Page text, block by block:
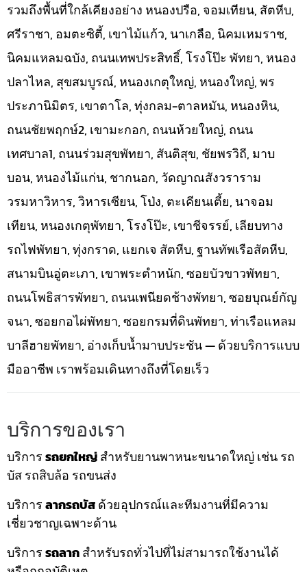
รวมถึงพื้นที่ใกล้เคียงอย่าง หนองปรือ, จอมเทียน, สัตหีบ,
ศรีราชา, อมตะซิตี้, เขาไม้แก้ว, นาเกลือ, นิคมเหมราช,
นิคมแหลมฉบัง, ถนนเทพประสิทธิ์, โรงโป๊ะ พัทยา, หนอง
ปลาไหล, สุขสมบูรณ์, หนองเกตุใหญ่, หนองใหญ่, พร
ประภานิมิตร, เขาตาโล, ทุ่งกลม-ตาลหมัน, หนองหิน,
ถนนชัยพฤกษ์2, เขามะกอก, ถนนห้วยใหญ่, ถนน
เทศบาล1, ถนนร่วมสุขพัทยา, สันติสุข, ชัยพรวิถี, มาบ
บอน, หนองไม้แก่น, ชากนอก, วัดญาณสังวราราม
วรมหาวิหาร, วิหารเซียน, โป่ง, ตะเคียนเตี้ย, นาจอม
เทียน, หนองเกตุพัทยา, โรงโป๊ะ, เขาชีจรรย์, เลียบทาง
รถไฟพัทยา, ทุ่งกราด, แยกเจ สัตหีบ, ฐานทัพเรือสัตหีบ,
สนามบินอู่ตะเภา, เขาพระตำหนัก, ซอยบัวขาวพัทยา,
ถนนโพธิสารพัทยา, ถนนเพนียดช้างพัทยา, ซอยบุณย์กัญ
จนา, ซอยกอไผ่พัทยา, ซอยกรมที่ดินพัทยา, ท่าเรือแหลม
บาลีฮายพัทยา, อ่างเก็บน้ำมาบประชัน — ด้วยบริการแบบ
มืออาชีพ เราพร้อมเดินทางถึงที่โดยเร็ว
บริการของเรา
บริการรถยกใหญ่สำหรับยานพาหนะขนาดใหญ่ เช่น รถ
บัส รถสิบล้อ รถขนส่ง
บริการลากรถบัสด้วยอุปกรณ์และทีมงานที่มีความ
เชี่ยวชาญเฉพาะด้าน
บริการรถลากสำหรับรถทั่วไปที่ไม่สามารถใช้งานได้